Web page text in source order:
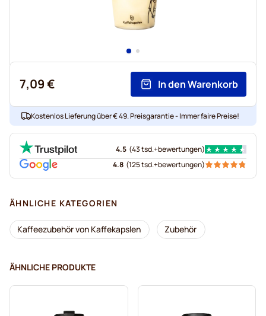
7,09 € In den Warenkorb
Kostenlos Lieferung über € 49. Preisgarantie - Immer faire Preise!
4.5 (43 tsd.+bewertungen)
4.8 (125 tsd.+bewertungen)
ÄHNLICHE KATEGORIEN
Kaffeezubehör von Kaffekapslen Zubehör
ÄHNLICHE PRODUKTE